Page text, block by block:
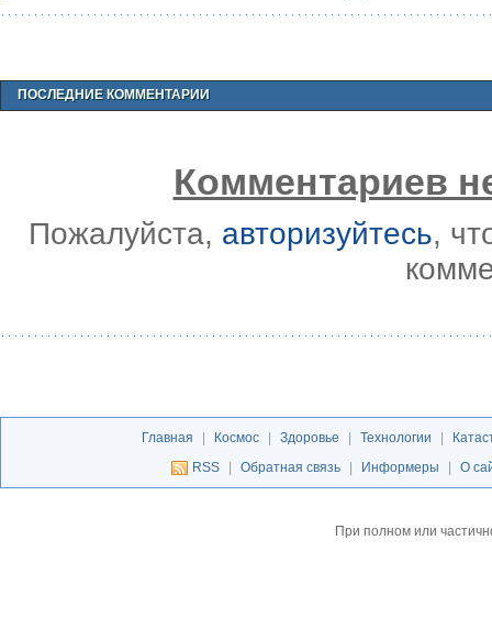
ПОСЛЕДНИЕ КОММЕНТАРИИ
Комментариев
Пожалуйста, авторизуйтесь,
Главная Космос Здоровье Технологии
RSS
Обратная связь Информеры О
При полном или